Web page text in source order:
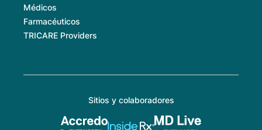
Médicos
Farmacéuticos
TRICARE Providers
Sitios y colaboradores